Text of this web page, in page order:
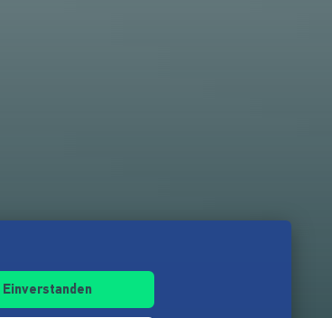
Einverstanden